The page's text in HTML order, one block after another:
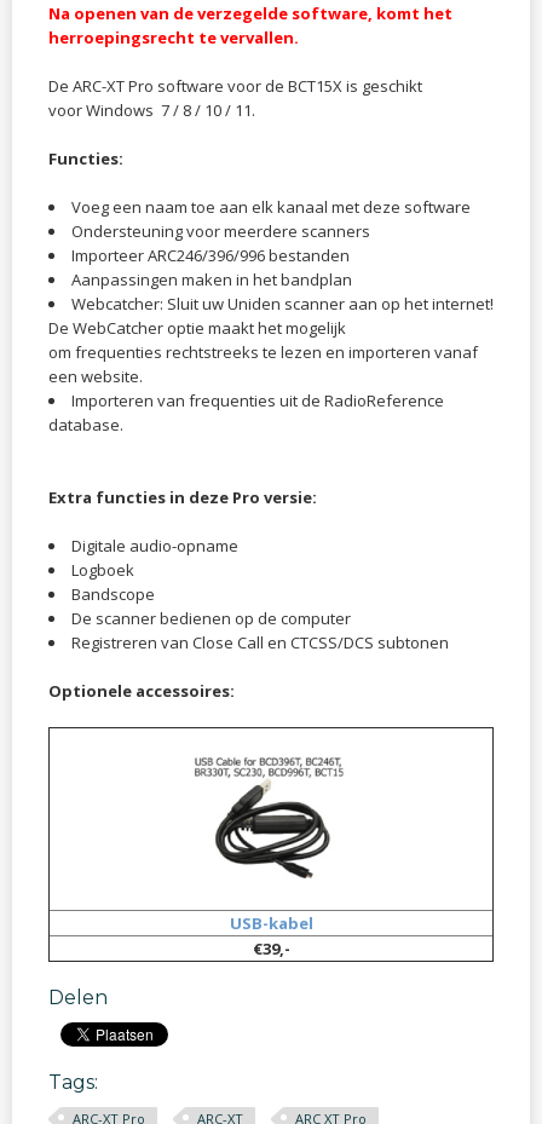
Na openen van de verzegelde software, komt het
herroepingsrecht te vervallen.
De ARC-XT Pro software voor de BCT15X is geschikt
voor Windows 7 / 8 / 10 / 11.
Functies:
Voeg een naam toe aan elk kanaal met deze software
Ondersteuning voor meerdere scanners
Importeer ARC246/396/996 bestanden
Aanpassingen maken in het bandplan
Webcatcher: Sluit uw Uniden scanner aan op het internet!
De WebCatcher optie maakt het mogelijk
om frequenties rechtstreeks te lezen en importeren vanaf
een website.
Importeren van frequenties uit de RadioReference
database.
Extra functies in deze Pro versie:​
Digitale audio-opname
Logboek
Bandscope
De scanner bedienen op de computer
Registreren van Close Call en CTCSS/DCS subtonen
Optionele accessoires:
USB-kabel
€39,-
Delen
Tags:
ARC-XT Pro ARC-XT ARC XT Pro